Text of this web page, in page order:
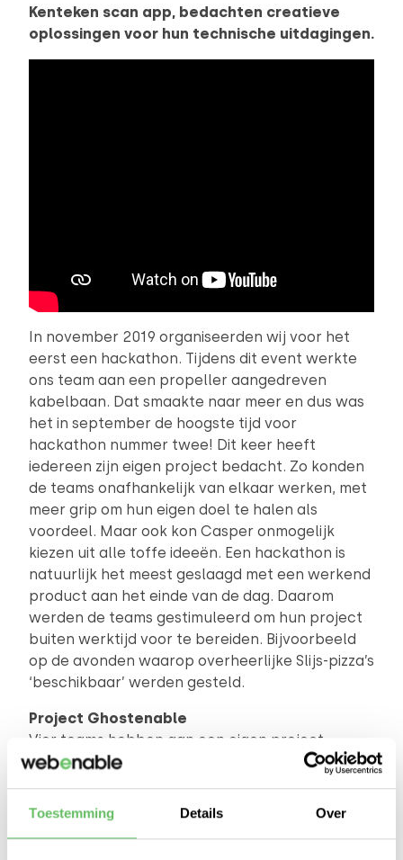
Toestemming Details Over
Kenteken scan app, bedachten creatieve
oplossingen voor hun technische uitdagingen.
In november 2019 organiseerden wij voor het
eerst een hackathon. Tijdens dit event werkte
ons team aan een propeller aangedreven
kabelbaan. Dat smaakte naar meer en dus was
het in september de hoogste tijd voor
hackathon nummer twee! Dit keer heeft
iedereen zijn eigen project bedacht. Zo konden
de teams onafhankelijk van elkaar werken, met
meer grip om hun eigen doel te halen als
voordeel. Maar ook kon Casper onmogelijk
kiezen uit alle toffe ideeën. Een hackathon is
natuurlijk het meest geslaagd met een werkend
product aan het einde van de dag. Daarom
werden de teams gestimuleerd om hun project
buiten werktijd voor te bereiden. Bijvoorbeeld
op de avonden waarop overheerlijke Slijs-pizza’s
‘beschikbaar’ werden gesteld.
Project Ghostenable
Vier teams hebben aan een eigen project
gewerkt. Team Ghostenable werd gevormd
en Jeffrey Roosendaal. Hun doel was het
projecteren van spookverschijningen op een